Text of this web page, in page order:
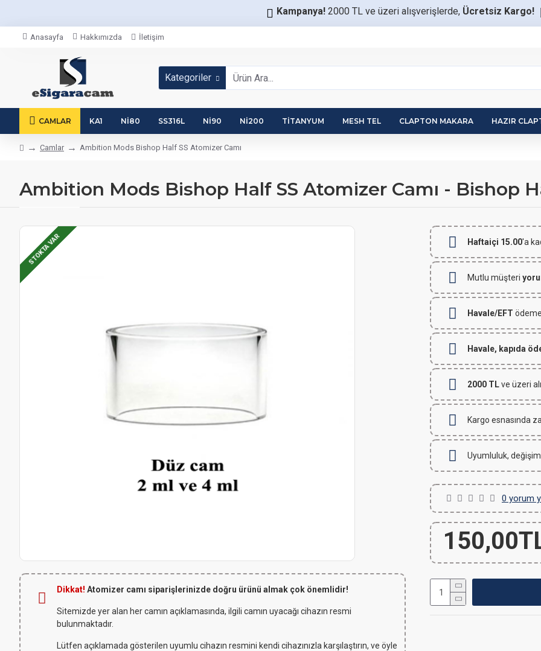
Kampanya! 2000 TL ve üzeri alışverişlerde, Ücretsiz Kargo!
Anasayfa Hakkımızda İletişim
Kategoriler
CAMLAR KA1 NI80 SS316L NI90 NI200 TITANYUM MESH TEL CLAPTON MAKARA HAZIR
Camlar Ambition Mods Bishop Half SS Atomizer Camı
Ambition Mods Bishop Half SS Atomizer Camı - Bishop
STOKTA VAR
Dikkat! Atomizer camı siparişlerinizde doğru ürünü almak çok önemlidir!
Sitemizde yer alan her camın açıklamasında, ilgili camın uyacağı cihazın resmi
bulunmaktadır.
Lütfen açıklamada gösterilen uyumlu cihazın resmini kendi cihazınızla karşılaştırın, ve öyle
Haftaiçi 15.00'a
Mutlu müşteri
Havale/EFT
Havale, kapıda
2000 TLve üzeri
Kargo esnasında
Uyumluluk,
0 yorum